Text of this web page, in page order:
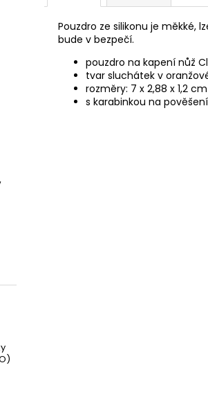
Pouzdro ze silikonu je měkké,
bude v bezpečí.
pouzdro na kapení nůž
tvar sluchátek v
rozměry: 7 x 2,88 x 1,2
s karabinkou na pověšení